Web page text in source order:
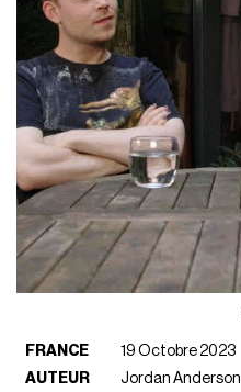
FRANCE
19 Octobre 2023
AUTEUR
Jordan Anderson